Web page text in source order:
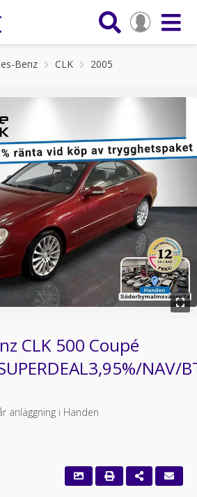
Benz CLK 2005
CLK 500 Coupé
NAV/
anläggning i Handen